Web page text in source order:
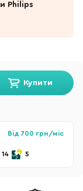
Philips
Купити
Від 700 грн/міс
14 5